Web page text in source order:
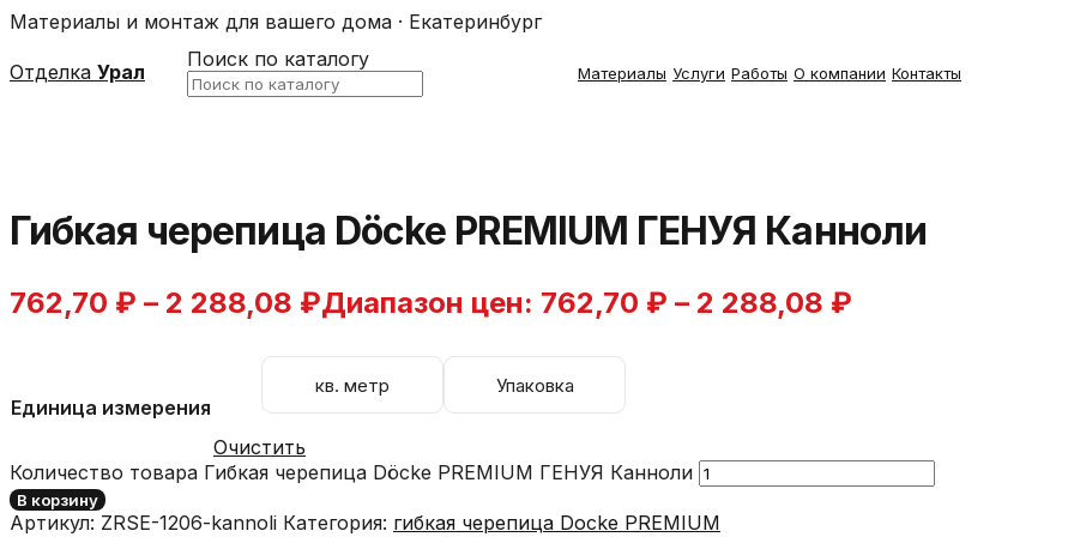
Материалы и монтаж для вашего дома · Екатеринбург
Отделка Урал
Поиск по каталогу
Материалы Услуги Работы О компании Контакты
Гибкая черепица Döcke PREMIUM ГЕНУЯ Канноли
762,70 ₽ – 2 288,08 ₽Диапазон цен: 762,70 ₽ – 2 288,08 ₽
Единица измерения
кв. метр Упаковка
Очистить
Количество товара Гибкая черепица Döcke PREMIUM ГЕНУЯ Канноли
В корзину
Артикул: ZRSE-1206-kannoli Категория: гибкая черепица Docke PREMIUM